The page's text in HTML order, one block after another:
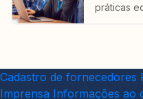
práticas
Cadastro de fornecedores
Imprensa Informações ao